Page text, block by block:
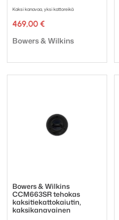
Kaksi kanavaa, yksi kattoreikä
469,00 €
Tuotemerkki:
Bowers & Wilkins
Bowers & Wilkins
CCM663SR tehokas
kaksitiekattokaiutin,
kaksikanavainen